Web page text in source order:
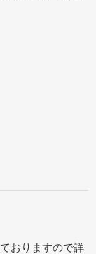
おりますので詳